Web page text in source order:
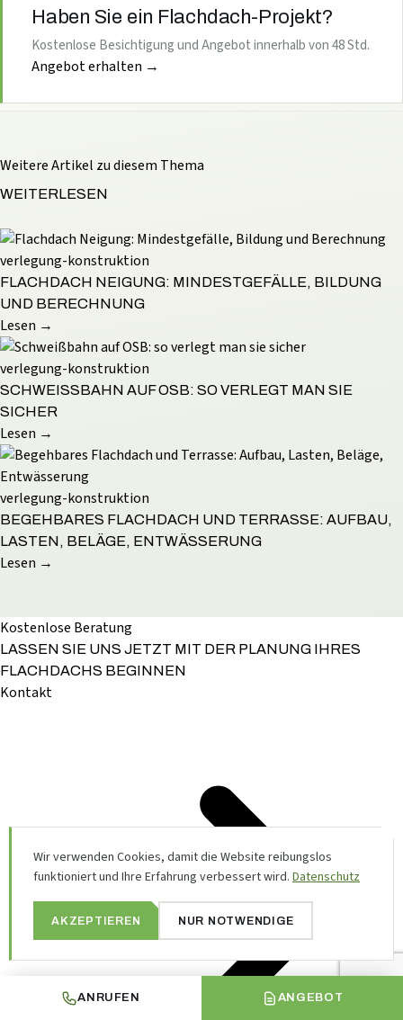
Haben Sie ein Flachdach-Projekt?
Kostenlose Besichtigung und Angebot innerhalb von 48 Std.
Angebot erhalten →
Weitere Artikel zu diesem Thema
WEITERLESEN
verlegung-konstruktion
FLACHDACH NEIGUNG: MINDESTGEFÄLLE, BILDUNG
UND BERECHNUNG
Lesen →
verlegung-konstruktion
SCHWEISSBAHN AUF OSB: SO VERLEGT MAN SIE S
ICHER
Lesen →
verlegung-konstruktion
BEGEHBARES FLACHDACH UND TERRASSE: AUFBAU,
LASTEN, BELÄGE, ENTWÄSSERUNG
Lesen →
Kostenlose Beratung
LASSEN SIE UNS JETZT MIT DER PLANUNG IHRES
FLACHDACHS BEGINNEN
Kontakt
Wir verwenden Cookies, damit die Website reibungslos
funktioniert und Ihre Erfahrung verbessert wird. Datenschutz
AKZEPTIEREN NUR NOTWENDIGE
ANRUFEN ANGEBOT